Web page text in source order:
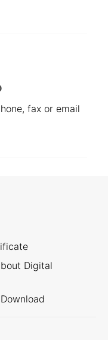
fax or email
Digital